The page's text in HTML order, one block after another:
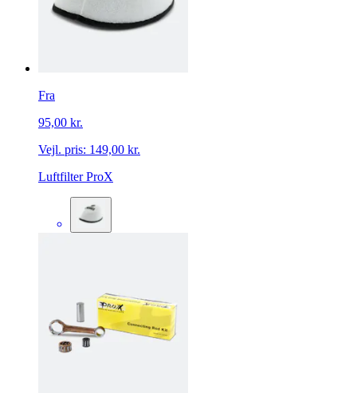
Fra
95,00 kr.
Vejl. pris: 149,00 kr.
Luftfilter ProX